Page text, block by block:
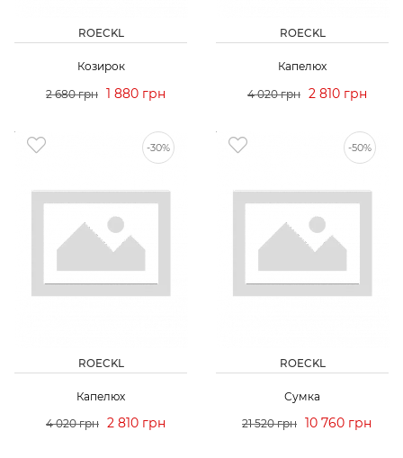
ROECKL
Козирок
2 680 грн 1 880 грн
ROECKL
Капелюх
4 020 грн 2 810 грн
-30%
ROECKL
Капелюх
4 020 грн 2 810 грн
-50%
ROECKL
Сумка
21 520 грн 10 760 грн